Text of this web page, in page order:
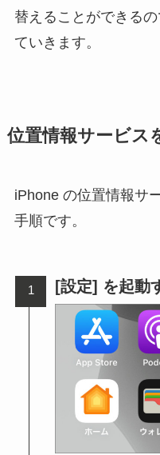
替えることができる
ていきます。
位置情報サービス
iPhone の位置情報サ
手順です。
[設定] を起動